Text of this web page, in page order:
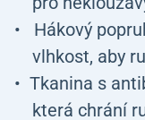
Hákový
vlhkost, aby
Tkanina s
která chrání